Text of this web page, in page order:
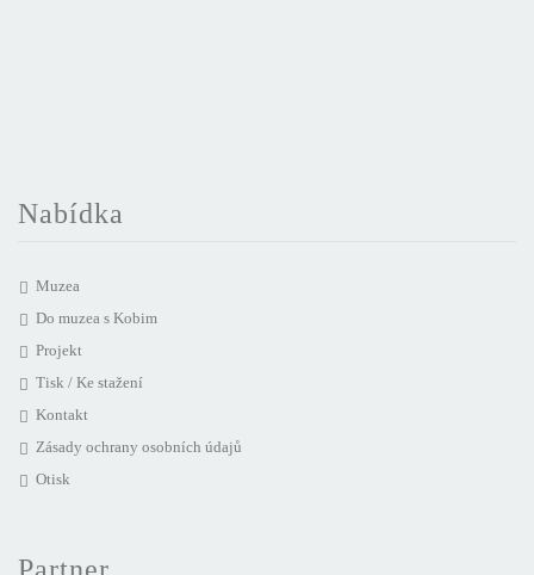
Nabídka
Muzea
Do muzea s Kobim
Projekt
Tisk / Ke stažení
Kontakt
Zásady ochrany osobních údajů
Otisk